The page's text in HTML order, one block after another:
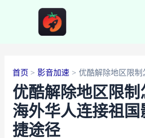
首页 影音加速 优酷解除地区限制
优酷解除地区限制
海外华人连接祖国
捷途径